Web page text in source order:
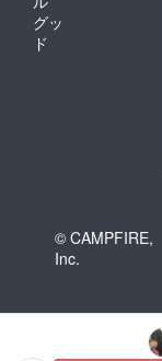
グッ
ド
© CAMPFIRE,
Inc.